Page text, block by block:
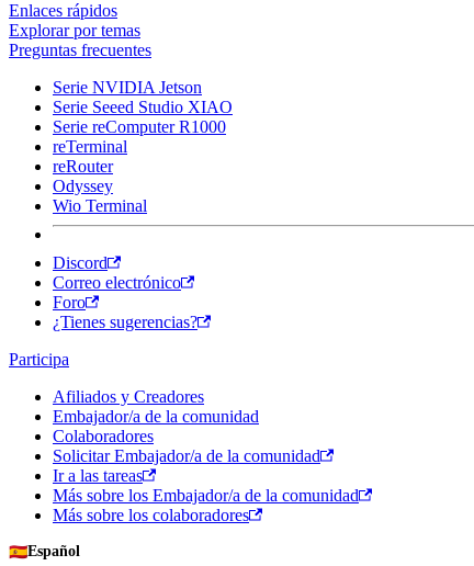
Enlaces rápidos
Explorar por temas
Preguntas frecuentes
Serie NVIDIA Jetson
Serie Seeed Studio XIAO
Serie reComputer R1000
reTerminal
reRouter
Odyssey
Wio Terminal
Discord
Correo electrónico
Foro
¿Tienes sugerencias?
Participa
Afiliados y Creadores
Embajador/a de la comunidad
Colaboradores
Solicitar Embajador/a de la comunidad
Ir a las tareas
Más sobre los Embajador/a de la comunidad
Más sobre los colaboradores
🇪🇸Español